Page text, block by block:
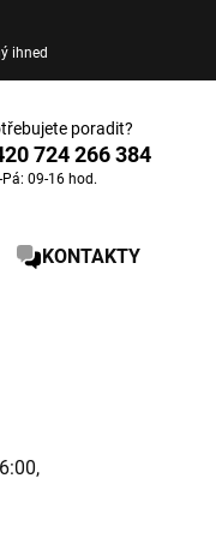
ihned
poradit?
724 266 384
Pá: 09-16 hod.
KONTAKTY